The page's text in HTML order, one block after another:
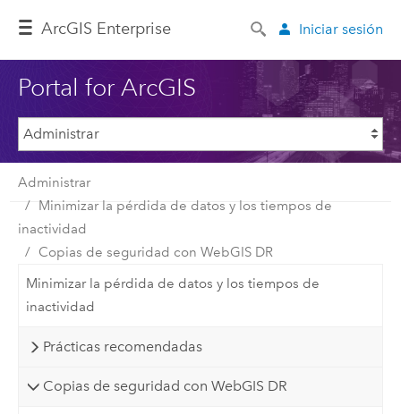
ArcGIS Enterprise Iniciar sesión
Portal for ArcGIS
Administrar
Minimizar la pérdida de datos y los tiempos de
inactividad
Copias de seguridad con WebGIS DR
Minimizar la pérdida de datos y los tiempos de
inactividad
Prácticas recomendadas
Copias de seguridad con WebGIS DR